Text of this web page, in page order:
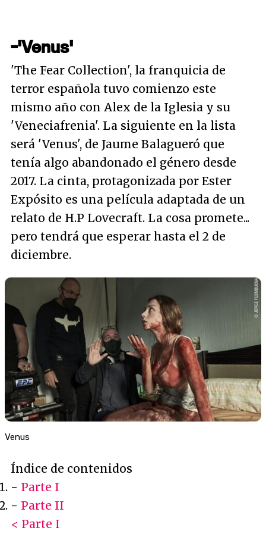
-'Venus'
'The Fear Collection', la franquicia de
terror española tuvo comienzo este
mismo año con Alex de la Iglesia y su
'Veneciafrenia'. La siguiente en la lista
será 'Venus', de Jaume Balagueró que
tenía algo abandonado el género desde
2017. La cinta, protagonizada por Ester
Expósito es una película adaptada de un
relato de H.P Lovecraft. La cosa promete...
pero tendrá que esperar hasta el 2 de
diciembre.
Venus
Índice de contenidos
- Parte I
- Parte II
< Parte I